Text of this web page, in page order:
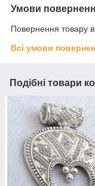
Умови
Повернення товару
Всі умови
Подібні товари